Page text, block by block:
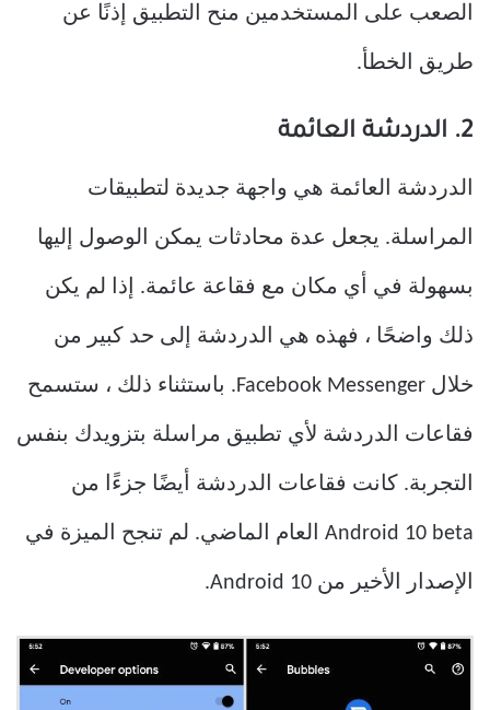
الصعب على المستخدمين منح التطبيق إذنًا عن
طريق الخطأ.
2. الدردشة العائمة
الدردشة العائمة هي واجهة جديدة لتطبيقات
المراسلة. يجعل عدة محادثات يمكن الوصول إليها
بسهولة في أي مكان مع فقاعة عائمة. إذا لم يكن
ذلك واضحًا ، فهذه هي الدردشة إلى حد كبير من
خلال Facebook Messenger. باستثناء ذلك ، ستسمح
فقاعات الدردشة لأي تطبيق مراسلة بتزويدك بنفس
التجربة. كانت فقاعات الدردشة أيضًا جزءًا من
Android 10 beta العام الماضي. لم تنجح الميزة في
الإصدار الأخير من Android 10.